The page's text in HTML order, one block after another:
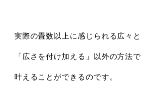
実際の畳数以上に感じられる広々
「広さを付け加える」以外の方法
叶えることができるのです。